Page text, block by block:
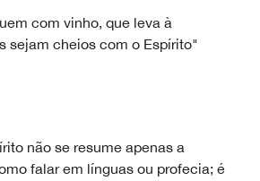
com vinho, que leva à
sejam cheios com o Espírito"
não se resume apenas a
falar em línguas ou profecia; é